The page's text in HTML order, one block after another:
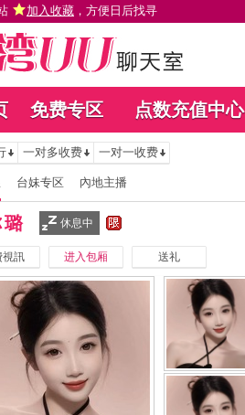
加入收藏 ，方便日后找寻
免费专区 点数充值中心
一对多收费 一对一收费
台妹专区 內地主播
休息中
視訊 进入包厢 送礼